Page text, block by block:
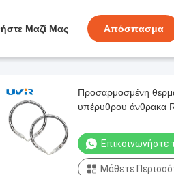
Μαζί Μας Απόσπασμα
Προσαρμοσμένη
υπέρυθρου άνθρακα
Επικοινωνήστε
Μάθετε